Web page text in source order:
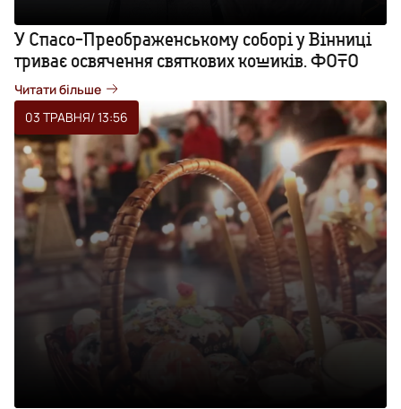
У Спасо-Преображенському соборі у Вінниці
триває освячення святкових кошиків. ФОТО
Читати більше
03 ТРАВНЯ/ 13:56